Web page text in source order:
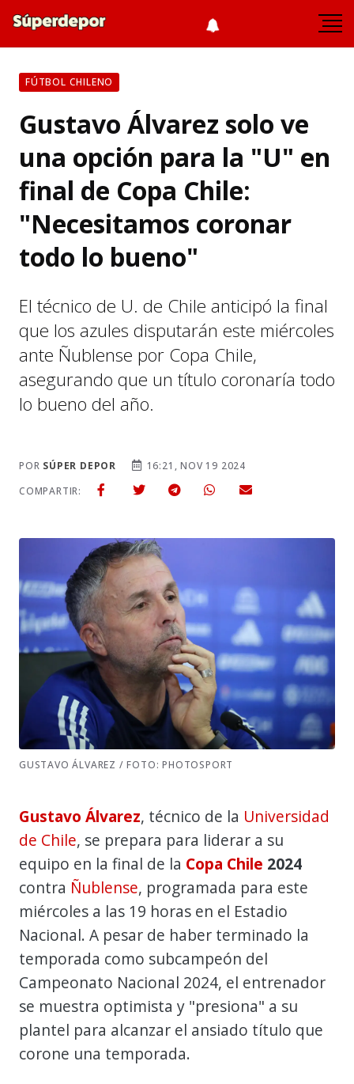
FÚTBOL CHILENO
Gustavo Álvarez solo ve
una opción para la "U" en
final de Copa Chile:
"Necesitamos coronar
todo lo bueno"
El técnico de U. de Chile anticipó la final
que los azules disputarán este miércoles
ante Ñublense por Copa Chile,
asegurando que un título coronaría todo
lo bueno del año.
POR SÚPER DEPOR
16:21, NOV 19 2024
COMPARTIR:
GUSTAVO ÁLVAREZ / FOTO: PHOTOSPORT
Gustavo Álvarez, técnico de la Universidad
de Chile, se prepara para liderar a su
equipo en la final de la Copa Chile 2024
contra Ñublense, programada para este
miércoles a las 19 horas en el Estadio
Nacional. A pesar de haber terminado la
temporada como subcampeón del
Campeonato Nacional 2024, el entrenador
se muestra optimista y "presiona" a su
plantel para alcanzar el ansiado título que
corone una temporada.